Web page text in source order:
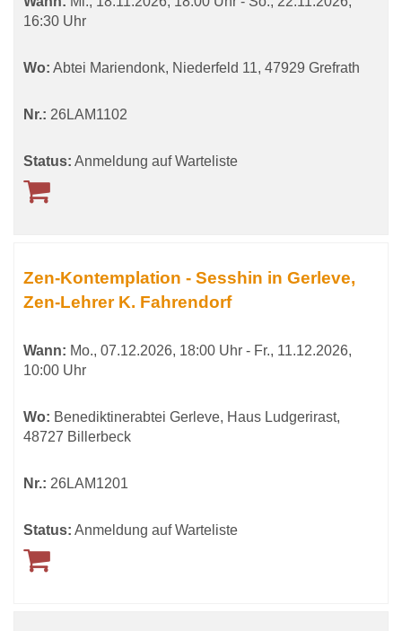
16:30 Uhr
Wo: Abtei Mariendonk, Niederfeld 11, 47929 Grefrath
Nr.: 26LAM1102
Status: Anmeldung auf Warteliste
Zen-Kontemplation - Sesshin in Gerleve,
Zen-Lehrer K. Fahrendorf
Wann: Mo., 07.12.2026, 18:00 Uhr - Fr., 11.12.2026,
10:00 Uhr
Wo: Benediktinerabtei Gerleve, Haus Ludgerirast,
48727 Billerbeck
Nr.: 26LAM1201
Status: Anmeldung auf Warteliste